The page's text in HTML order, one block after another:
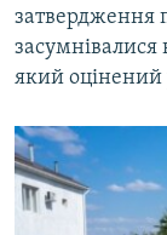
затвердження
засумнівалися
який оцінений